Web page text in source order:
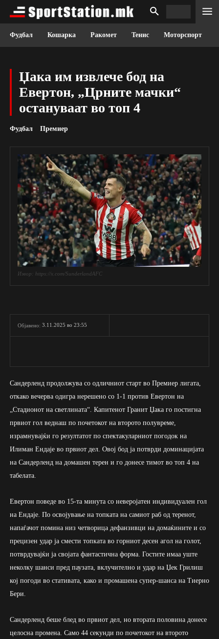
Фудбал Кошарка Ракомет Тенис Моторспорт
Џака им извлече бод на
Евертон, „Црните мачки“
остануваат во топ 4
Фудбал Премиер
Извор: https://x.com/SunderlandAFC
Објавено: 3.11.2025 во 23:55
Сандерленд продолжува со одличниот старт во Премиер лигата,
откако вечерва одигра нерешено со 1-1 против Евертон на
„Стадионот на светлината“. Капитенот Гранит Џака го постигна
првиот гол веднаш по почетокот на второто полувреме,
израмнувајќи го резултатот по спектакуларниот погодок на
Илиман Ендаје во првиот дел. Овој бод ја потврди доминацијата
на Сандерленд на домашен терен и го донесе тимот во топ 4 на
табелата.
Евертон поведе во 15-та минута со неверојатен индивидуален гол
на Ендаје. По освојување на топката на самиот раб од теренот,
напаѓачот помина низ четворица дефанзивци на домаќините и со
прецизен удар ја смести топката во горниот десен агол на голот,
потврдувајќи ја својата фантастична форма. Гостите имаа уште
неколку шанси пред паузата, вклучително и удар на Џек Грилиш
кој погоди во стативата, како и промашена супер-шанса на Тиерно
Бери.
Сандерленд беше блед во првиот дел, но втората половина донесе
целосна промена. Само 44 секунди по почетокот на второто